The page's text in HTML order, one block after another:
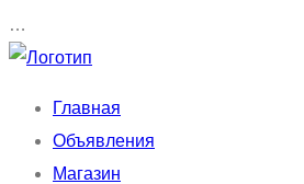
…
Главная
Объявления
Магазин